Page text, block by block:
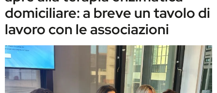
domiciliare: a breve un tavolo di
lavoro con le associazioni